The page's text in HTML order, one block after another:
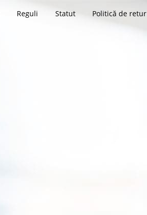
Reguli Statut Politică de retur